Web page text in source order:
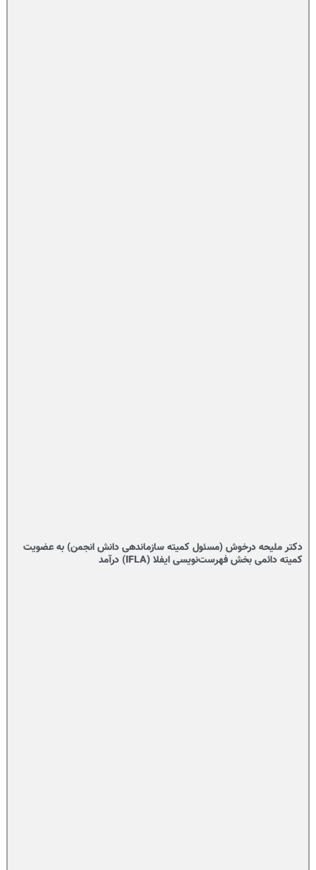
دکتر ملیحه درخوش (مسئول کمیته سازماندهی دانش انجمن) به عضویت
کمیته دائمی بخش فهرست‌نویسی ایفلا (IFLA) درآمد